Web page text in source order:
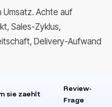
Umsatz. Achte auf
Sales-Zyklus,
Delivery-Aufwand
sie zaehlt
Review-
Frage